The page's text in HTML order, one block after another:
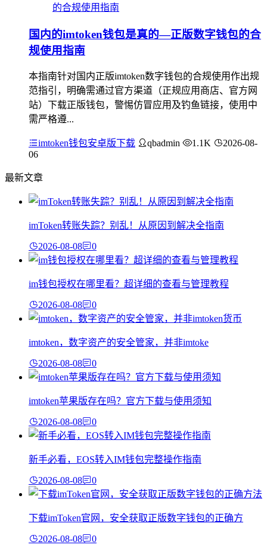
国内的imtoken钱包是真的—正版数字钱包的合
规使用指南
本指南针对国内正版imtoken数字钱包的合规使用作出规
范指引，明确需通过官方渠道（正规应用商店、官方网
站）下载正版钱包，警惕仿冒应用及钓鱼链接，使用中
需严格遵...
imtoken钱包安卓版下载 qbadmin 1.1K
2026-08-
06
最新文章
imToken转账失踪？别乱！从原因到解决全指南
2026-08-08 0
im钱包授权在哪里看？超详细的查看与管理教程
2026-08-08 0
imtoken，数字资产的安全管家，并非imtoke
2026-08-08 0
imtoken苹果版存在吗？官方下载与使用须知
2026-08-08 0
新手必看，EOS转入IM钱包完整操作指南
2026-08-08 0
下载imToken官网，安全获取正版数字钱包的正确方
2026-08-08 0